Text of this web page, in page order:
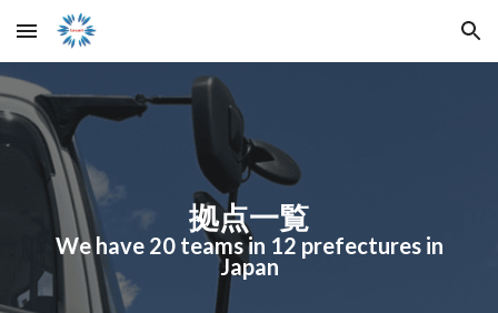
Skip to main content Skip to navigation
拠点一覧
We have 20 teams in 12 prefectures in
Japan